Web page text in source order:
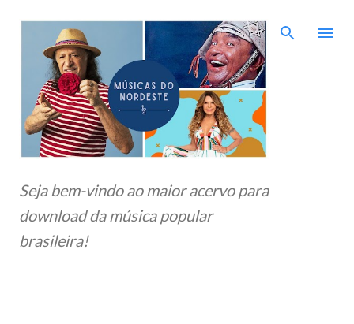
Pular para o conteúdo principal
Seja bem-vindo ao maior acervo para
download da música popular
brasileira!